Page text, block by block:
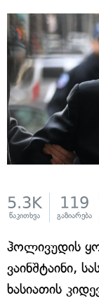
5.3K
წაკითხვა
119
გაზიარება
ჰოლივუდის
ვაინშტაინი,
ხასიათის